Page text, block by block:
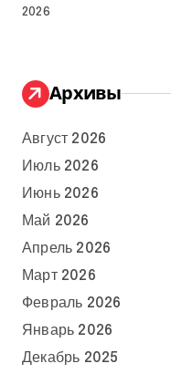
2026
Архивы
Август 2026
Июль 2026
Июнь 2026
Май 2026
Апрель 2026
Март 2026
Февраль 2026
Январь 2026
Декабрь 2025